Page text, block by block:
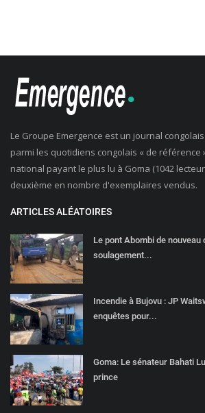
Le Groupe Emergence est un journal
parmi les quotidiens congolais « de référence
national payant le plus lu à Goma (1042
deuxième en nombre d'exemplaires vendus.
ARTICLES ALÉATOIRES
Le pont Abombi de nouveau
soulagement...
Incendie à Bujovu : JP
enquêtes pour...
Goma: Le sénateur Bahati
prince